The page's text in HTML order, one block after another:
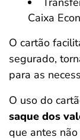
Caixa
O cartão
segurado,
para as
O uso do
saque dos
que antes